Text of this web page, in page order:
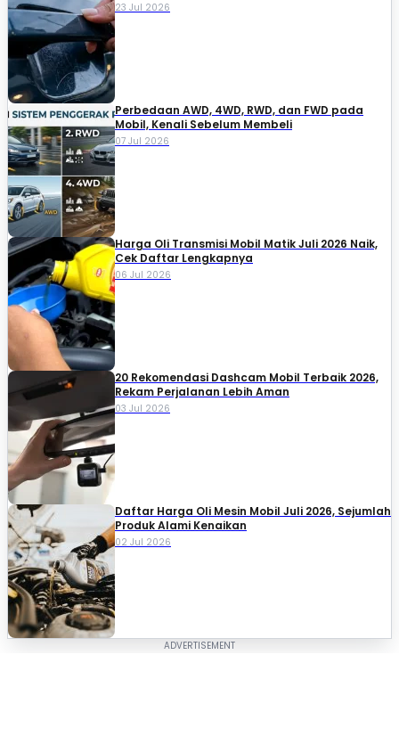
23 Jul 2026
Perbedaan AWD, 4WD, RWD, dan FWD pada
Mobil, Kenali Sebelum Membeli
07 Jul 2026
Harga Oli Transmisi Mobil Matik Juli 2026 Naik,
Cek Daftar Lengkapnya
06 Jul 2026
20 Rekomendasi Dashcam Mobil Terbaik 2026,
Rekam Perjalanan Lebih Aman
03 Jul 2026
Daftar Harga Oli Mesin Mobil Juli 2026, Sejumlah
Produk Alami Kenaikan
02 Jul 2026